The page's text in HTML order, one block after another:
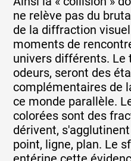
ne relève pas du
de la diffraction
moments de
univers différents. Le
odeurs, seront des
complémentaires de
ce monde parallèle.
colorées sont des
dérivent,
point, ligne, plan. Le